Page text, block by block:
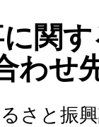
関
わせ
さと振